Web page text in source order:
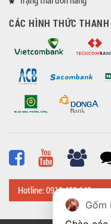
CÁC HÌNH THỨC THANH
Hotline: 0918 482 648
Gốm